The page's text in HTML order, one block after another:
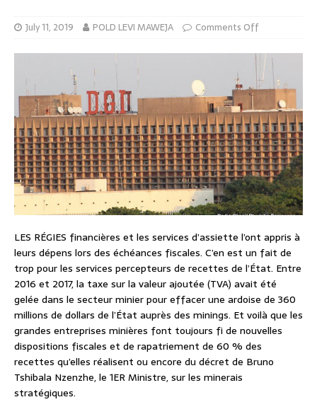
July 11, 2019 POLD LEVI MAWEJA Comments Off
LES RÉGIES financières et les services d’assiette l’ont appris à
leurs dépens lors des échéances fiscales. C’en est un fait de
trop pour les services percepteurs de recettes de l’État. Entre
2016 et 2017, la taxe sur la valeur ajoutée (TVA) avait été
gelée dans le secteur minier pour effacer une ardoise de 360
millions de dollars de l’État auprès des minings. Et voilà que les
grandes entreprises minières font toujours fi de nouvelles
dispositions fiscales et de rapatriement de 60 % des
recettes qu’elles réalisent ou encore du décret de Bruno
Tshibala Nzenzhe, le 1ER Ministre, sur les minerais
stratégiques.